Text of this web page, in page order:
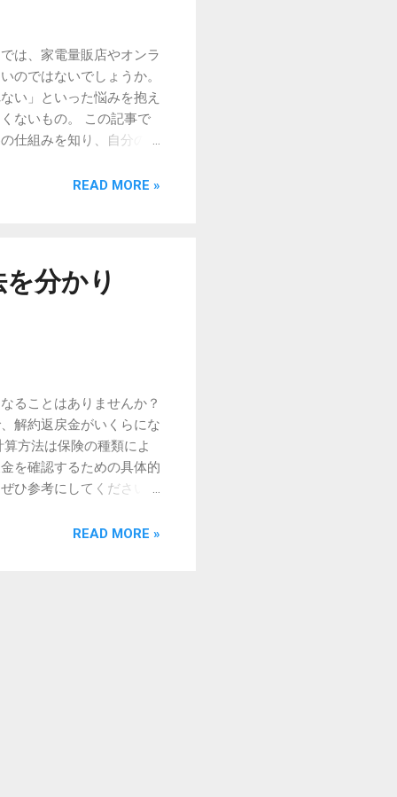
は、家電量販店やオンラ
のではないでしょうか。
い」といった悩みを抱え
ないもの。 この記事で
仕組みを知り、自分の肌
」を明確にすることで
やかに保つ機能が求め
めてから絞り込むの
美顔器は、搭載されて
見極めましょう。 1.
あります。エステサロ
を利用してケアを行うタ
の力で吸着して取り除き
READ MORE »
分かり
ることはありませんか？
解約返戻金がいくらにな
方法は保険の種類によ
を確認するための具体的
ひ参考にしてください。
きく変わります。 返戻
下の要素によって決定
返戻金が上昇しやすい
が多く、払込期間が満
金額は、個人の契約ご
みを知ることで、大まか
契約者が支払った保険
READ MORE »